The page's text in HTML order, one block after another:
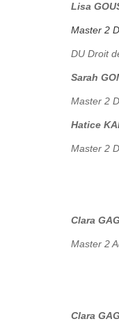
Lisa
Master 2
DU Droit
Sarah
Master 2
Hatice
Master 2
Clara
Master 2
Clara